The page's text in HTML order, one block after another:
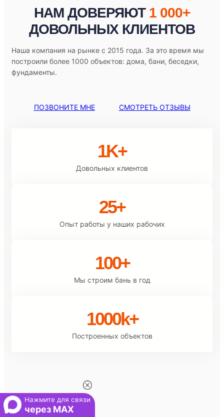
НАМ ДОВЕРЯЮТ 1 000+
ДОВОЛЬНЫХ КЛИЕНТОВ
Наша компания на рынке с 2015 года. За это время мы
построили более 1000 объектов: дома, бани, беседки,
фундаменты.
ПОЗВОНИТЕ МНЕ СМОТРЕТЬ ОТЗЫВЫ
1K+
Довольных клиентов
25+
Опыт работы у наших рабочих
100+
Мы строим бань в год
1000k+
Построенных объектов
Нажмите для связи
через MAX